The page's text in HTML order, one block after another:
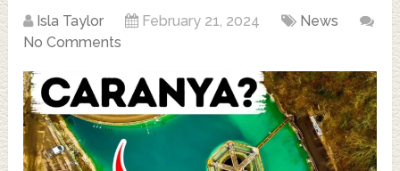
Isla Taylor February 21, 2024
News
No Comments